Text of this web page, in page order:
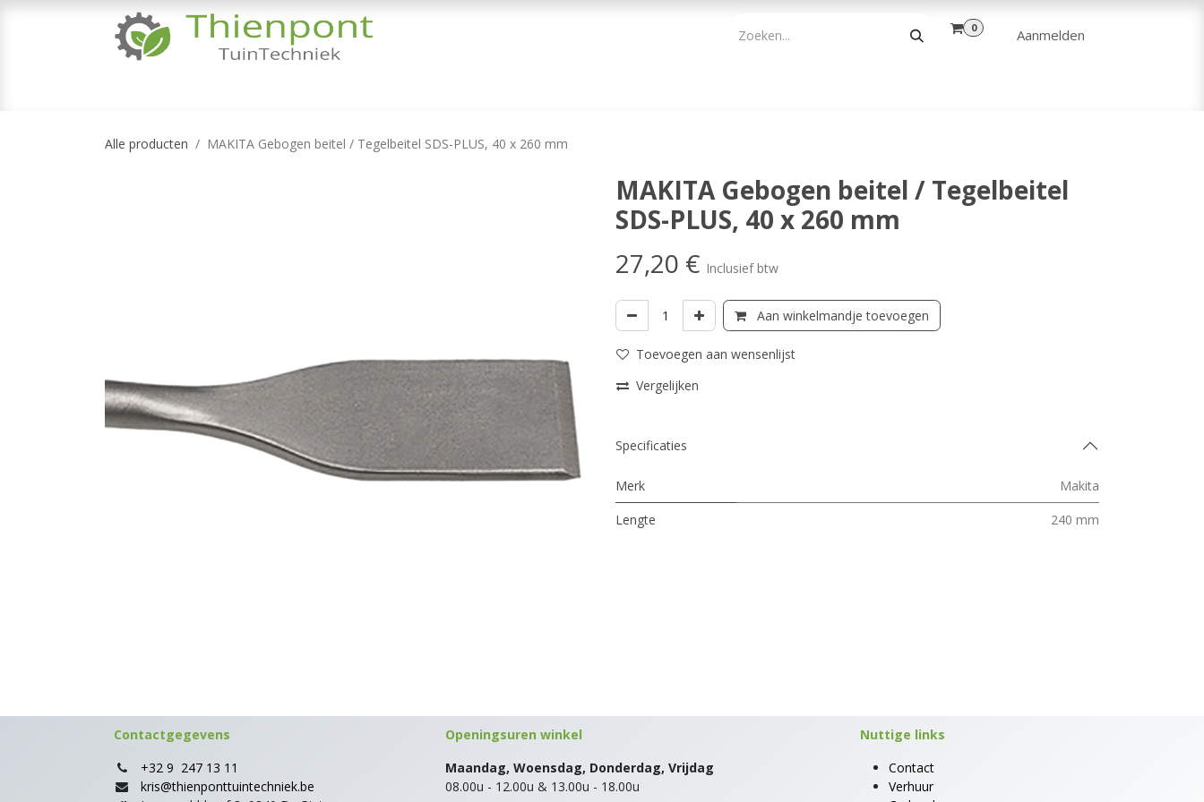
0 Aanmelden
Alle producten MAKITA Gebogen beitel / Tegelbeitel SDS-PLUS, 40 x 260 mm
MAKITA Gebogen beitel / Tegelbeitel
SDS-PLUS, 40 x 260 mm
27,20 € Inclusief btw
Aan winkelmandje toevoegen
Toevoegen aan wensenlijst
Vergelijken
Specificaties
Merk
Makita
Lengte
240 mm
Openingsuren winkel
Maandag, Woensdag, Donderdag, Vrijdag
08.00u - 12.00u & 13.00u - 18.00u
Contactgegevens
+32 9 247 13 11
kris@thienponttuintechniek.be
Nuttige links
Contact
Verhuur